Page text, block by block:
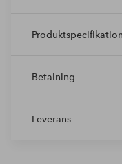
Produktspecifikation
Betalning
Leverans